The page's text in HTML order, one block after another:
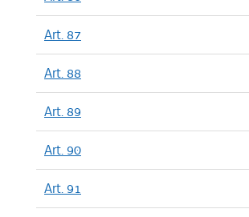
Art. 87
Art. 88
Art. 89
Art. 90
Art. 91